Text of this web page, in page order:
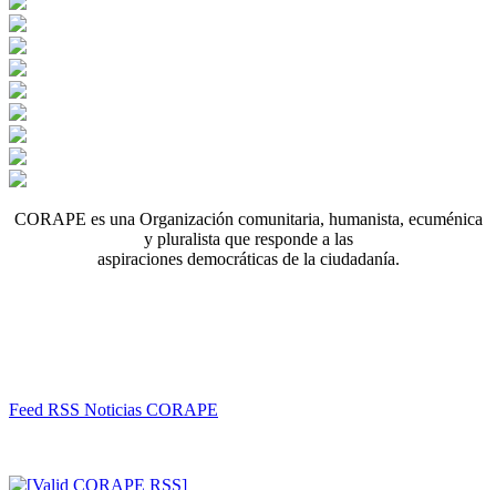
CORAPE es una Organización comunitaria, humanista, ecuménica
y pluralista que responde a las
aspiraciones democráticas de la ciudadanía.
Feed RSS Noticias CORAPE